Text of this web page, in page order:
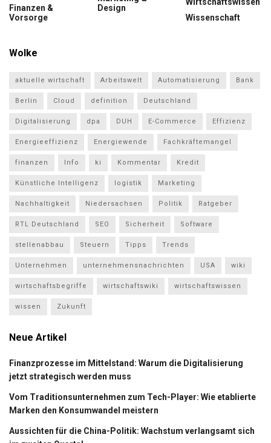
Finanzen &
Vorsorge
Design
Wirtschaftswissen
Wissenschaft
Wolke
aktuelle wirtschaft Arbeitswelt Automatisierung Bank
Berlin Cloud definition Deutschland
Digitalisierung dpa DUH E-Commerce Effizienz
Energieeffizienz Energiewende Fachkräftemangel
finanzen Info ki Kommentar Kredit
Künstliche Intelligenz logistik Marketing
Nachhaltigkeit Niedersachsen Politik Ratgeber
RTL Deutschland SEO Sicherheit Software
stellenabbau Steuern Tipps Trends
Unternehmen unternehmensnachrichten USA wiki
wirtschaftsbegriffe wirtschaftswiki wirtschaftswissen
wissen Zukunft
Neue Artikel
Finanzprozesse im Mittelstand: Warum die Digitalisierung
jetzt strategisch werden muss
Vom Traditionsunternehmen zum Tech-Player: Wie etablierte
Marken den Konsumwandel meistern
Aussichten für die China-Politik: Wachstum verlangsamt sich